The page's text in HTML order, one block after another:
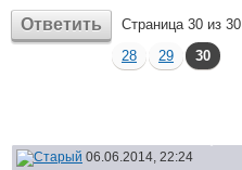
Ответить Страница 30 из 30
28
29 30
06.06.2014, 22:24